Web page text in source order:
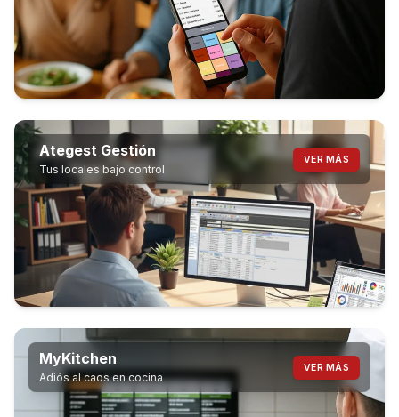
Ategest Gestión
Tus locales bajo control
VER MÁS
MyKitchen
Adiós al caos en cocina
VER MÁS